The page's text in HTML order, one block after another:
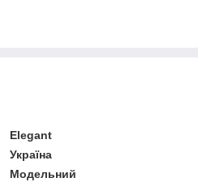
Elegant
Україна
Модельний